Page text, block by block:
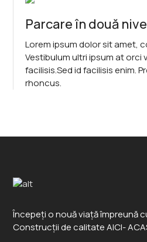
Parcare în două
Lorem ipsum dolor sit amet,
Vestibulum ultri ipsum at orci
facilisis.Sed id facilisis enim.
rhoncus.
Începeți o nouă viață împreună
Construcții de calitate AICI-